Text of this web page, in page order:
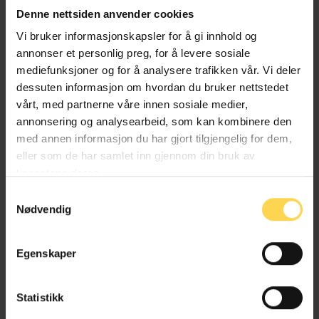
Denne nettsiden anvender cookies
Vi bruker informasjonskapsler for å gi innhold og
annonser et personlig preg, for å levere sosiale
mediefunksjoner og for å analysere trafikken vår. Vi deler
dessuten informasjon om hvordan du bruker nettstedet
vårt, med partnerne våre innen sosiale medier,
annonsering og analysearbeid, som kan kombinere den
med annen informasjon du har gjort tilgjengelig for dem,
eller som de har samlet inn gjennom din bruk av
Nødvendig
Egenskaper
Statistikk
nasjonal behandling (artikkel 2) og etablerte et
system for internasjonal prioritet for designsøknader
(artikkel 4 bokstav A).
TRIPS-avtalen viderefører Pariskonvensjonens
prinsipp om nasjonal behandling (artikkel 3), i tillegg
til å etablere et nytt prinsipp om
bestevilkårsbehandling ( artikkel 4 ). Etter TRIPS
artikkel 25 er medlemslandene forpliktet til å gi
designs or combinations of known design features».
nr. 1 skal designhaver gis enerett til å
begrenses noe etter
Genèveavtalen av
1999etablerer en ordning for internasjonal